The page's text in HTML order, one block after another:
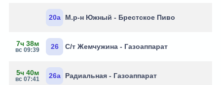
20а М.р-н Южный - Брестское Пиво
7ч 38м
вс 09:39 26 С/т Жемчужина - Газоаппарат
5ч 40м
вс 07:41 26а Радиальная - Газоаппарат